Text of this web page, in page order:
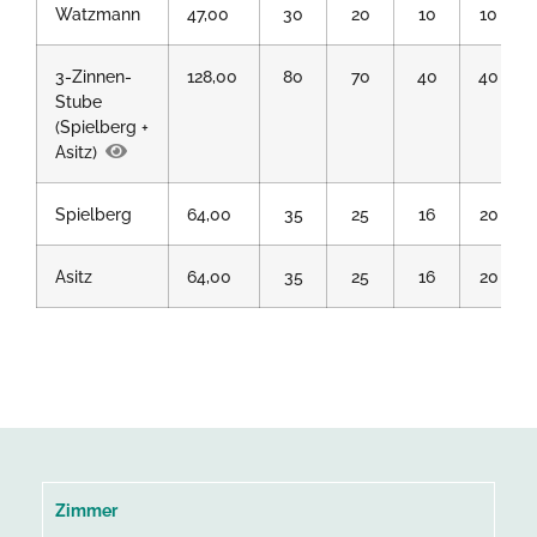
Watzmann 47,00 30 20 10 10
3-Zinnen-
Stube
(Spielberg +
Asitz)
128,00 80 70 40 40
Spielberg 64,00 35 25 16 20
Asitz 64,00 35 25 16 20
Zimmer